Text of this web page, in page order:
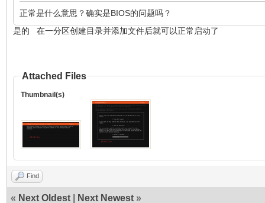
正常是什么意思？确实是BIOS的问题吗？
是的 在一分区创建目录并添加文件后就可以正常启动了
Attached Files
Thumbnail(s)
Find
« Next Oldest Next Newest »